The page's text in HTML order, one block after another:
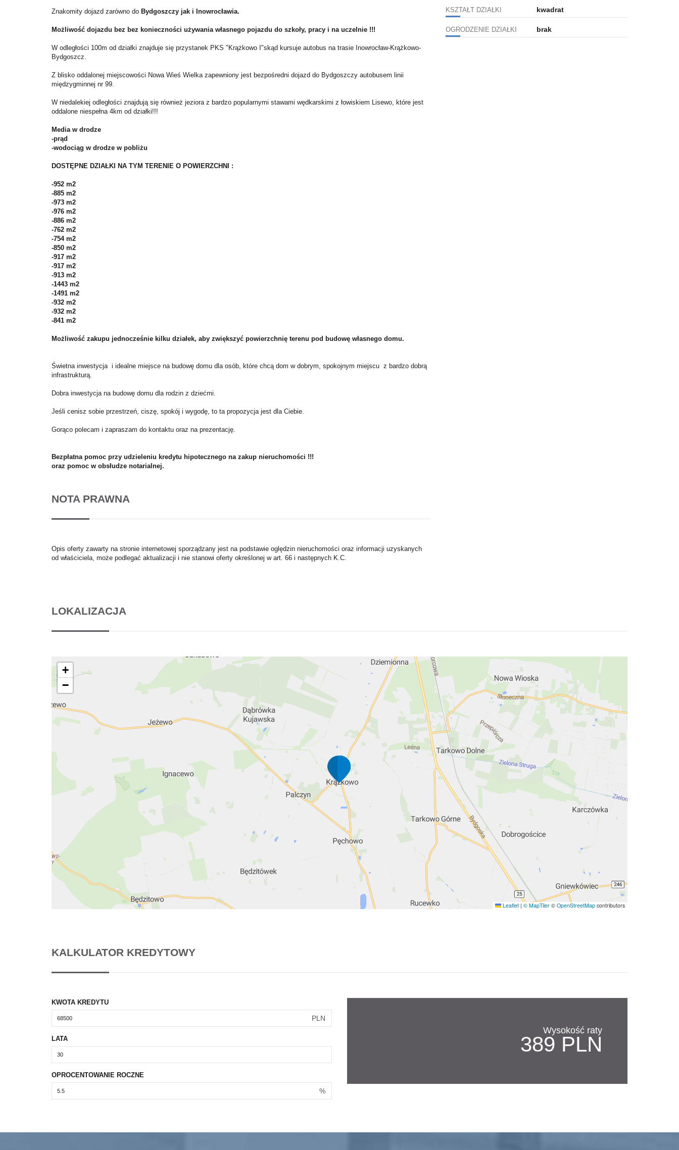
Znakomity dojazd zarówno do Bydgoszczy jak i Inowrocławia.
Możliwość dojazdu bez bez konieczności używania własnego pojazdu do szkoły, pracy i na uczelnie !!!
W odległości 100m od działki znajduje się przystanek PKS "Krążkowo I"skąd kursuje autobus na trasie Inowrocław-Krążkowo-
Bydgoszcz.
Z blisko oddalonej miejscowości Nowa Wieś Wielka zapewniony jest bezpośredni dojazd do Bydgoszczy autobusem linii
międzygminnej nr 99.
W niedalekiej odległości znajdują się również jeziora z bardzo popularnymi stawami wędkarskimi z łowiskiem Lisewo, które jest
oddalone niespełna 4km od działki!!!
Media w drodze
-prąd
-wodociąg w drodze w pobliżu
DOSTĘPNE DZIAŁKI NA TYM TERENIE O POWIERZCHNI :
-952 m2
-885 m2
-973 m2
-976 m2
-886 m2
-762 m2
-754 m2
-850 m2
-917 m2
-917 m2
-913 m2
-1443 m2
-1491 m2
-932 m2
-932 m2
-841 m2
Możliwość zakupu jednocześnie kilku działek, aby zwiększyć powierzchnię terenu pod budowę własnego domu.
Świetna inwestycja i idealne miejsce na budowę domu dla osób, które chcą dom w dobrym, spokojnym miejscu z bardzo dobrą
infrastrukturą.
Dobra inwestycja na budowę domu dla rodzin z dziećmi.
Jeśli cenisz sobie przestrzeń, ciszę, spokój i wygodę, to ta propozycja jest dla Ciebie.
Gorąco polecam i zapraszam do kontaktu oraz na prezentację.
Bezpłatna pomoc przy udzieleniu kredytu hipotecznego na zakup nieruchomości !!!
oraz pomoc w obsłudze notarialnej.
NOTA PRAWNA
Opis oferty zawarty na stronie internetowej sporządzany jest na podstawie oględzin nieruchomości oraz informacji uzyskanych
od właściciela, może podlegać aktualizacji i nie stanowi oferty określonej w art. 66 i następnych K.C.
KSZTAŁT DZIAŁKI kwadrat
OGRODZENIE DZIAŁKI brak
LOKALIZACJA
+
−
Leaflet | © MapTiler © OpenStreetMap contributors
KALKULATOR KREDYTOWY
KWOTA KREDYTU
PLN
LATA
OPROCENTOWANIE ROCZNE
%
Wysokość raty
389 PLN